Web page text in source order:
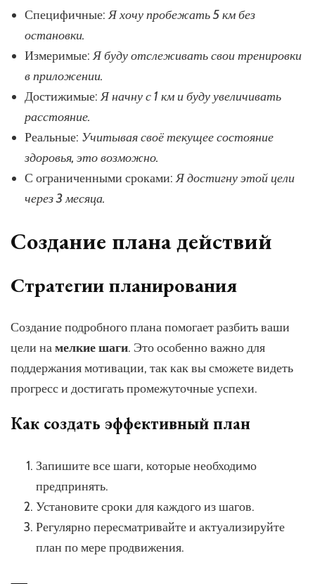
Специфичные:Я хочу пробежать 5 км без
остановки.
Измеримые:Я буду отслеживать свои тренировки
в приложении.
Достижимые:Я начну с 1 км и буду увеличивать
расстояние.
Реальные: Учитывая своё текущее состояние
здоровья, это возможно.
С ограниченными сроками:Я достигну этой цели
через 3 месяца.
Создание плана действий
Стратегии планирования
Создание подробного плана помогает разбить ваши
цели намелкие шаги. Это особенно важно для
поддержания мотивации, так как вы сможете видеть
прогресс и достигать промежуточные успехи.
Как создать эффективный план
Запишите все шаги, которые необходимо
предпринять.
Установите сроки для каждого из шагов.
Регулярно пересматривайте и актуализируйте
план по мере продвижения.